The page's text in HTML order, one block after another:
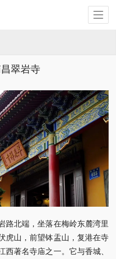
翠岩寺
路北端，坐落在梅岭东麓湾里
虎山，前望钵盂山，复港在寺
著名寺庙之一。它与香城、